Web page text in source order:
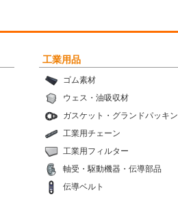
工業用品
ゴム素材
ウェス・油吸収材
ガスケット・グランドパッキン
工業用チェーン
工業用フィルター
軸受・駆動機器・伝導部品
伝導ベルト